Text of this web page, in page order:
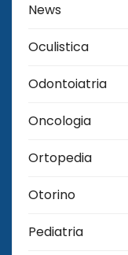
News
Oculistica
Odontoiatria
Oncologia
Ortopedia
Otorino
Pediatria